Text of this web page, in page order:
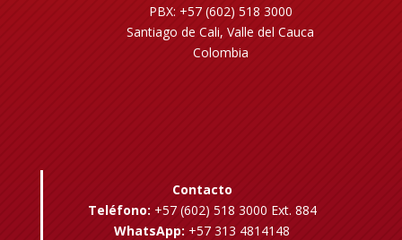
PBX: +57 (602) 518 3000
Santiago de Cali, Valle del Cauca
Colombia
Contacto
Teléfono: +57 (602) 518 3000 Ext. 884
WhatsApp: +57 313 4814148